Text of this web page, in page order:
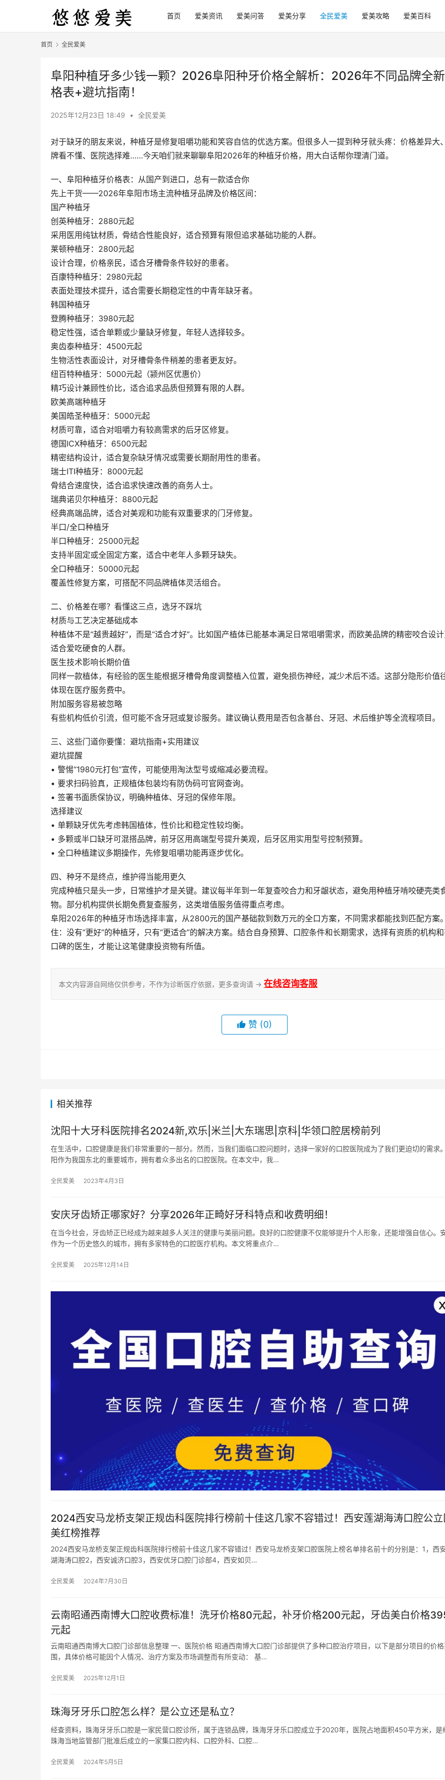
首页 爱美资讯 爱美问答 爱美分享 全民爱美 爱美攻略 爱美百科
首页 全民爱美
阜阳种植牙多少钱一颗？2026阜阳种牙价格全解析：2026年不同品牌全
格表+避坑指南！
2025年12月23日 18:49 • 全民爱美
对于缺牙的朋友来说，种植牙是修复咀嚼功能和笑容自信的优选方案。但很多人一提到种牙就头疼：价格差异大
牌看不懂、医院选择难……今天咱们就来聊聊阜阳2026年的种植牙价格，用大白话帮你理清门道。
一、阜阳种植牙价格表：从国产到进口，总有一款适合你
先上干货——2026年阜阳市场主流种植牙品牌及价格区间：
国产种植牙
创英种植牙：2880元起
采用医用纯钛材质，骨结合性能良好，适合预算有限但追求基础功能的人群。
莱顿种植牙：2800元起
设计合理，价格亲民，适合牙槽骨条件较好的患者。
百康特种植牙：2980元起
表面处理技术提升，适合需要长期稳定性的中青年缺牙者。
韩国种植牙
登腾种植牙：3980元起
稳定性强，适合单颗或少量缺牙修复，年轻人选择较多。
奥齿泰种植牙：4500元起
生物活性表面设计，对牙槽骨条件稍差的患者更友好。
纽百特种植牙：5000元起（颍州区优惠价）
精巧设计兼顾性价比，适合追求品质但预算有限的人群。
欧美高端种植牙
美国皓圣种植牙：5000元起
材质可靠，适合对咀嚼力有较高需求的后牙区修复。
德国ICX种植牙：6500元起
精密结构设计，适合复杂缺牙情况或需要长期耐用性的患者。
瑞士ITI种植牙：8000元起
骨结合速度快，适合追求快速改善的商务人士。
瑞典诺贝尔种植牙：8800元起
经典高端品牌，适合对美观和功能有双重要求的门牙修复。
半口/全口种植牙
半口种植牙：25000元起
支持半固定或全固定方案，适合中老年人多颗牙缺失。
全口种植牙：50000元起
覆盖性修复方案，可搭配不同品牌植体灵活组合。
二、价格差在哪？看懂这三点，选牙不踩坑
材质与工艺决定基础成本
种植体不是“越贵越好”，而是“适合才好”。比如国产植体已能基本满足日常咀嚼需求，而欧美品牌的精密咬合设
适合爱吃硬食的人群。
医生技术影响长期价值
同样一款植体，有经验的医生能根据牙槽骨角度调整植入位置，避免损伤神经，减少术后不适。这部分隐形价值
体现在医疗服务费中。
附加服务容易被忽略
有些机构低价引流，但可能不含牙冠或复诊服务。建议确认费用是否包含基台、牙冠、术后维护等全流程项目。
三、这些门道你要懂：避坑指南+实用建议
避坑提醒
• 警惕“1980元打包”宣传，可能使用淘汰型号或缩减必要流程。
• 要求扫码验真，正规植体包装均有防伪码可官网查询。
• 签署书面质保协议，明确种植体、牙冠的保修年限。
选择建议
• 单颗缺牙优先考虑韩国植体，性价比和稳定性较均衡。
• 多颗或半口缺牙可混搭品牌，前牙区用高端型号提升美观，后牙区用实用型号控制预算。
• 全口种植建议多期操作，先修复咀嚼功能再逐步优化。
四、种牙不是终点，维护得当能用更久
完成种植只是头一步，日常维护才是关键。建议每半年到一年复查咬合力和牙龈状态，避免用种植牙啃咬硬壳类
物。部分机构提供长期免费复查服务，这类增值服务值得重点考虑。
阜阳2026年的种植牙市场选择丰富，从2800元的国产基础款到数万元的全口方案，不同需求都能找到匹配方案
住：没有“更好”的种植牙，只有“更适合”的解决方案。结合自身预算、口腔条件和长期需求，选择有资质的机构
口碑的医生，才能让这笔健康投资物有所值。
本文内容源自网络仅供参考，不作为诊断医疗依据，更多查询请 → 在线咨询客服
赞 (0)
相关推荐
沈阳十大牙科医院排名2024新,欢乐|米兰|大东瑞思|京科|华领口腔居榜前列
在生活中，口腔健康是我们非常重要的一部分。然而，当我们面临口腔问题时，选择一家好的口腔医院成为了我们更迫切的需求
阳作为我国东北的重要城市，拥有着众多出名的口腔医院。在本文中，我…
全民爱美 2023年4月3日
安庆牙齿矫正哪家好？分享2026年正畸好牙科特点和收费明细！
在当今社会，牙齿矫正已经成为越来越多人关注的健康与美丽问题。良好的口腔健康不仅能够提升个人形象，还能增强自信心。
作为一个历史悠久的城市，拥有多家特色的口腔医疗机构。本文将重点介…
全民爱美 2025年12月14日
2024西安马龙桥支架正规齿科医院排行榜前十佳这几家不容错过！西安莲湖海涛口腔公
美红榜推荐
2024西安马龙桥支架正规齿科医院排行榜前十佳这几家不容错过！西安马龙桥支架口腔医院上榜名单排名前十的分别是：1，西
湖海涛口腔2，西安诚济口腔3，西安优牙口腔门诊部4，西安如贝…
全民爱美 2024年7月30日
云南昭通西南博大口腔收费标准！洗牙价格80元起，补牙价格200元起，牙齿美白价格
元起
云南昭通西南博大口腔门诊部信息整理 一、医院价格 昭通西南博大口腔门诊部提供了多种口腔治疗项目，以下是部分项目的价
围，具体价格可能因个人情况、治疗方案及市场调整而有所变动： 基…
全民爱美 2025年12月1日
珠海牙牙乐口腔怎么样？是公立还是私立？
经查资料，珠海牙牙乐口腔是一家民营口腔诊所，属于连锁品牌，珠海牙牙乐口腔成立于2020年，医院占地面积450平方米，是
珠海当地监管部门批准后成立的一家集口腔内科、口腔外科、口腔…
全民爱美 2024年5月5日